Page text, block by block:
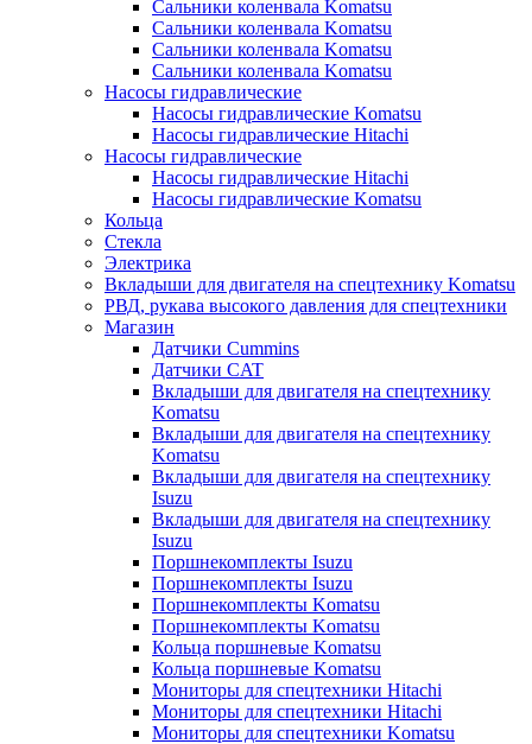
Сальники коленвала Komatsu
Сальники коленвала Komatsu
Сальники коленвала Komatsu
Сальники коленвала Komatsu
Насосы гидравлические
Насосы гидравлические Komatsu
Насосы гидравлические Hitachi
Насосы гидравлические
Насосы гидравлические Hitachi
Насосы гидравлические Komatsu
Кольца
Стекла
Электрика
Вкладыши для двигателя на спецтехнику Komatsu
РВД, рукава высокого давления для спецтехники
Магазин
Датчики Cummins
Датчики CAT
Вкладыши для двигателя на спецтехнику
Komatsu
Вкладыши для двигателя на спецтехнику
Komatsu
Вкладыши для двигателя на спецтехнику
Isuzu
Вкладыши для двигателя на спецтехнику
Isuzu
Поршнекомплекты Isuzu
Поршнекомплекты Isuzu
Поршнекомплекты Komatsu
Поршнекомплекты Komatsu
Кольца поршневые Komatsu
Кольца поршневые Komatsu
Мониторы для спецтехники Hitachi
Мониторы для спецтехники Hitachi
Мониторы для спецтехники Komatsu